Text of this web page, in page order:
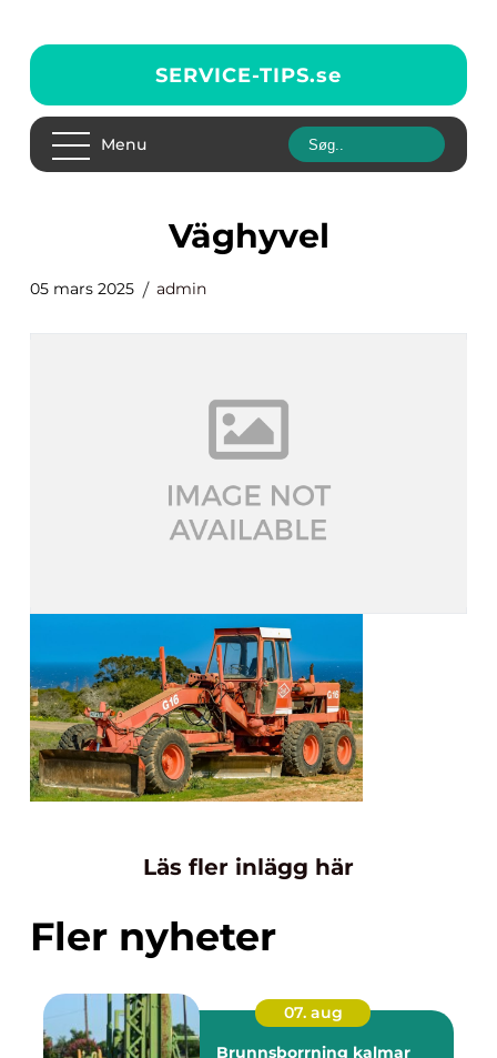
SERVICE-TIPS.se
Menu
väghyvel
05 mars 2025 admin
Läs fler inlägg här
Fler nyheter
07. aug
Brunnsborrning kalmar